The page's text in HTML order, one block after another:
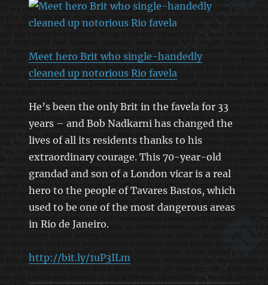
Meet hero Brit who single-handedly
cleaned up notorious Rio favela
He’s been the only Brit in the favela for 33
years – and Bob Nadkarni has changed the
lives of all its residents thanks to his
extraordinary courage. This 70-year-old
grandad and son of a London vicar is a real
hero to the people of Tavares Bastos, which
used to be one of the most dangerous areas
in Rio de Janeiro.
http://bit.ly/1uP3ILm